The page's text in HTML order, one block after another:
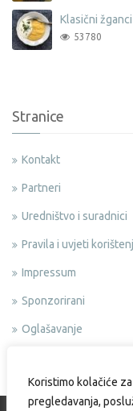
Koristimo kolačiće
pregledavanja,
Klasični
53780
Stranice
Kontakt
Partneri
Uredništvo i suradnici
Pravila i uvjeti
Impressum
Sponzorirani
Oglašavanje